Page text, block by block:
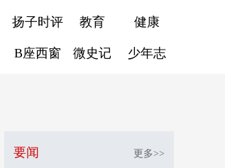
扬子时评 教育 健康
B座西窗 微史记 少年志
要闻 更多>>